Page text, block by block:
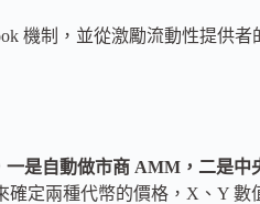
機制，並從激勵流動性提供
一是自動做市商 AMM，二是中
定兩種代幣的價格，X、Y